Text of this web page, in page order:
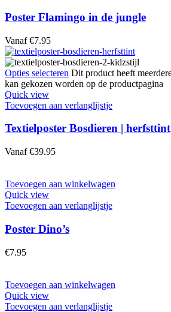
Poster Flamingo in de jungle
Vanaf €7.95
Opties selecteren Dit product heeft
kan gekozen worden op de productpagina
Quick view
Toevoegen aan verlanglijstje
Textielposter Bosdieren | herfsttint
Vanaf €39.95
Toevoegen aan winkelwagen
Quick view
Toevoegen aan verlanglijstje
Poster Dino’s
€7.95
Toevoegen aan winkelwagen
Quick view
Toevoegen aan verlanglijstje